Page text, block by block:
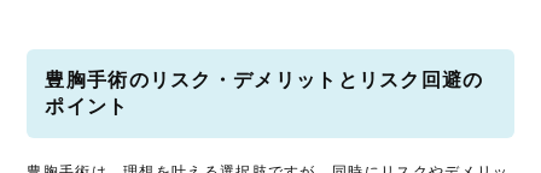
豊胸手術のリスク・デメリットとリスク回避の
ポイント